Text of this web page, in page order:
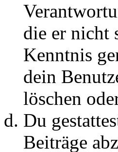
die er nicht
Kenntnis
dein
löschen
Du
Beiträge